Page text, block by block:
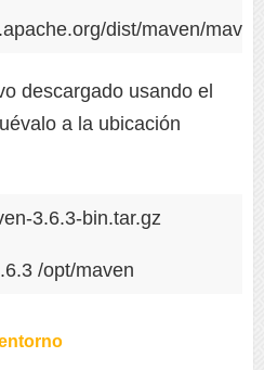
dist/maven/
descargado usando el
a la ubicación
3.6.3-bin.tar.gz
/opt/maven